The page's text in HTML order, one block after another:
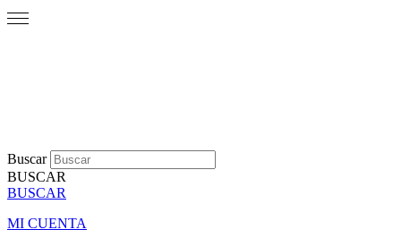
Buscar
BUSCAR
BUSCAR
MI CUENTA